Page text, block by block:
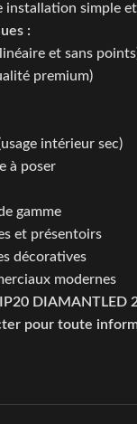
simple
:
et sans
premium)
intérieur sec)
à poser
gamme
et présentoirs
décoratives
modernes
DIAMANTLED
pour toute